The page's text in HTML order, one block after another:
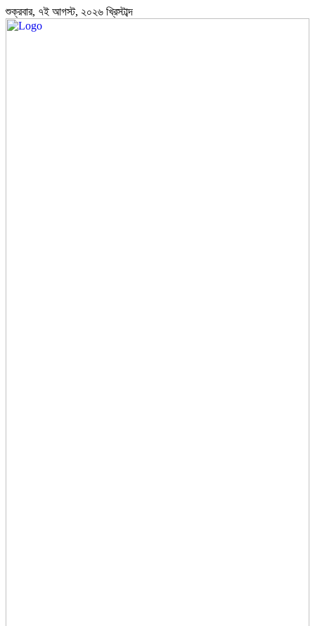
শুক্রবার, ৭ই আগস্ট, ২০২৬ খ্রিস্টাব্দ